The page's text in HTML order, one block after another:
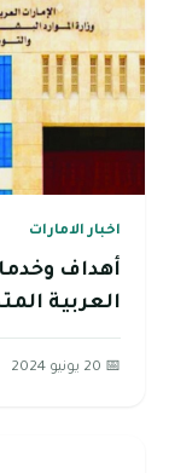
اخبار الامارات
أهداف
العربية
📅 20 يونيو 2024